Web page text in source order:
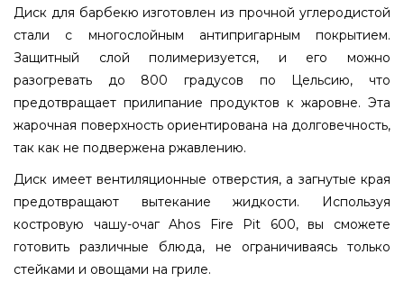
Диск для барбекю изготовлен из прочной углеродистой
стали с многослойным антипригарным покрытием.
Защитный слой полимеризуется, и его можно
разогревать до 800 градусов по Цельсию, что
предотвращает прилипание продуктов к жаровне. Эта
жарочная поверхность ориентирована на долговечность,
так как не подвержена ржавлению.
Диск имеет вентиляционные отверстия, а загнутые края
предотвращают вытекание жидкости. Используя
костровую чашу-очаг Ahos Fire Pit 600, вы сможете
готовить различные блюда, не ограничиваясь только
стейками и овощами на гриле.